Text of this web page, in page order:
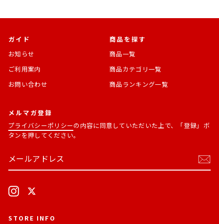
ガイド
お知らせ
ご利用案内
お問い合わせ
商品を探す
商品一覧
商品カテゴリ一覧
商品ランキング一覧
メルマガ登録
プライバシーポリシーの内容に同意していただいた上で、「登録」ボ
タンを押してください。
ー
レ
ス
読
Instagram
STORE INFO